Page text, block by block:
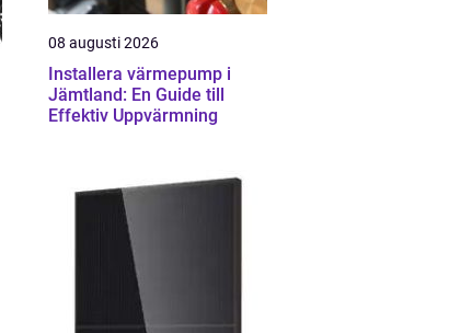
08 augusti 2026
Installera värmepump i
Jämtland: En Guide till
Effektiv Uppvärmning